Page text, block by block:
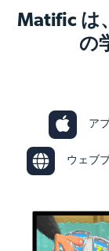
Matific は
の
ア
ウェブ